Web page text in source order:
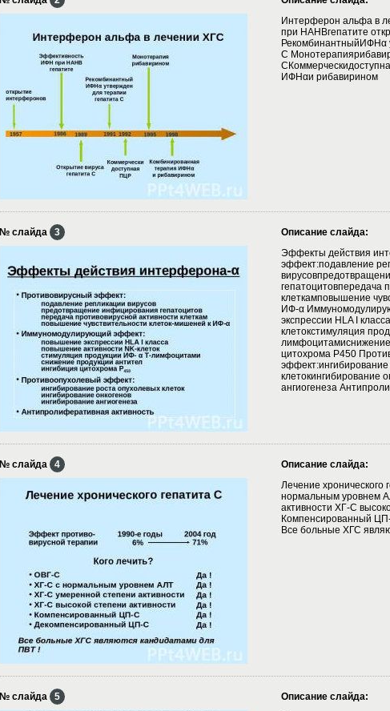
Интерферон альфа в
при НАНВгепатите
РекомбинантныйИФНα
С
ИФНαи рибавирином
№ слайда 3
Описание слайда:
Эффекты действия
эффект:подавление
гепатоцитовпередача
клеткамповышение
ИФ-α
экспрессии HLA I
клетокстимуляция
лимфоцитамиснижение
цитохрома Р450
клетокингибирование
ангиогенеза
№ слайда 4
Описание слайда:
Лечение
нормальным уровнем
активности ХГ-С
Компенсированный
Все больные ХГС
№ слайда 5
Описание слайда: